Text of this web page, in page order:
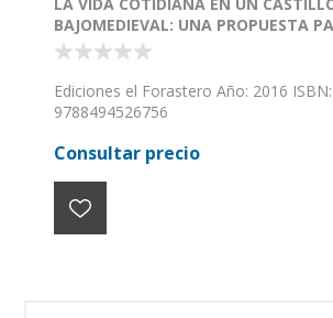
BAJOMEDIEVAL: UNA PROPUESTA
APRENDIZAJE DE LA HISTORIA EN LA
Ediciones el Forastero Año: 2016 ISBN:
9788494526756
Consultar precio